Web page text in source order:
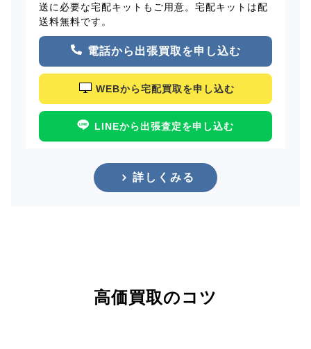
送に必要な宅配キットもご用意。宅配キットは配
送料無料です。
電話から出張買取を申し込む
WEBから宅配買取を申し込む
LINEから出張査定を申し込む
詳しくみる
高価買取のコツ